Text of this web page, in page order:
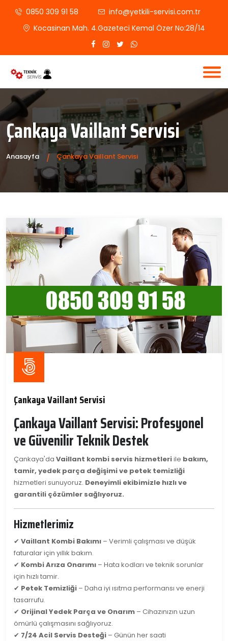
0850 309 91 58
info@yetkili-servisi.com.tr
Kocasinan Mah. 4.Gazeteci Kemal Özer No:28/14
Çankaya Vaillant Servisi
Anasayfa Çankaya Vaillant Servisi
Çankaya Vaillant Servisi
Çankaya Vaillant Servisi: Profesyonel
ve Güvenilir Teknik Destek
Çankaya'da Vaillant kombi servis hizmetleriile bakım,
tamir, yedek parça değişimi ve petek temizliği
hizmetleri sunuyoruz. Deneyimli ekibimizle hızlı ve
garantili çözümler sağlıyoruz.
Hizmetlerimiz
✔ Vaillant Kombi Bakımı – Verimli çalışması ve düşük
faturalar için yıllık bakım.
✔ Kombi Arıza Onarımı – Hata kodları ve teknik sorunlar
için hızlı tamir.
✔ Petek Temizliği – Daha iyi ısıtma performansı ve enerji
tasarrufu.
✔ Orijinal Yedek Parça ve Onarım – Cihazınızın uzun
ömürlü çalışmasını sağlıyoruz.
✔ 7/24 Acil Servis Desteği – Günün her saati